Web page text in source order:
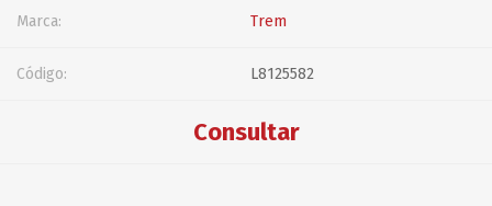
Marca: Trem
Código: L8125582
Consultar